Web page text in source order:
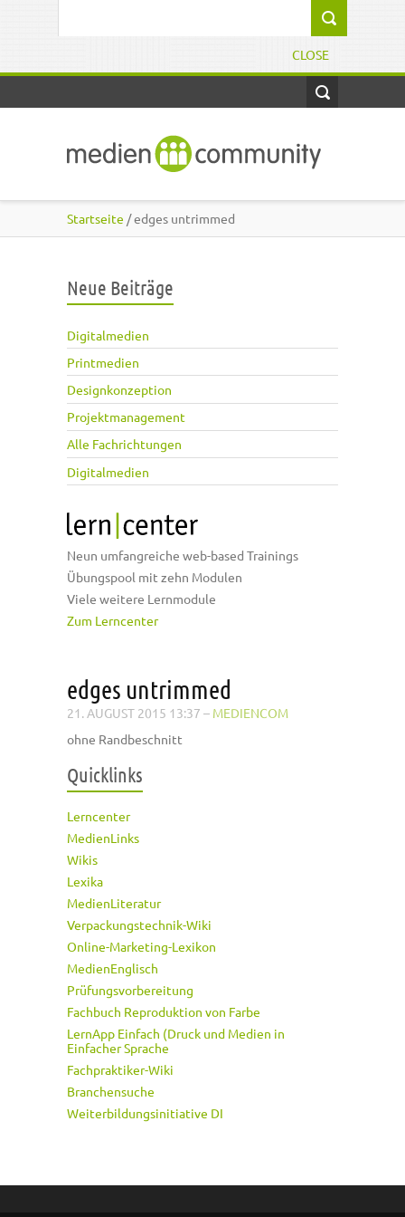
CLOSE
Startseite / edges untrimmed
Neue Beiträge
Digitalmedien
Printmedien
Designkonzeption
Projektmanagement
Alle Fachrichtungen
Digitalmedien
Neun umfangreiche web-based Trainings
Übungspool mit zehn Modulen
Viele weitere Lernmodule
Zum Lerncenter
edges untrimmed
21. AUGUST 2015 13:37 – MEDIENCOM
ohne Randbeschnitt
Quicklinks
Lerncenter
MedienLinks
Wikis
Lexika
MedienLiteratur
Verpackungstechnik-Wiki
Online-Marketing-Lexikon
MedienEnglisch
Prüfungsvorbereitung
Fachbuch Reproduktion von Farbe
LernApp Einfach (Druck und Medien in
Einfacher Sprache
Fachpraktiker-Wiki
Branchensuche
Weiterbildungsinitiative DI